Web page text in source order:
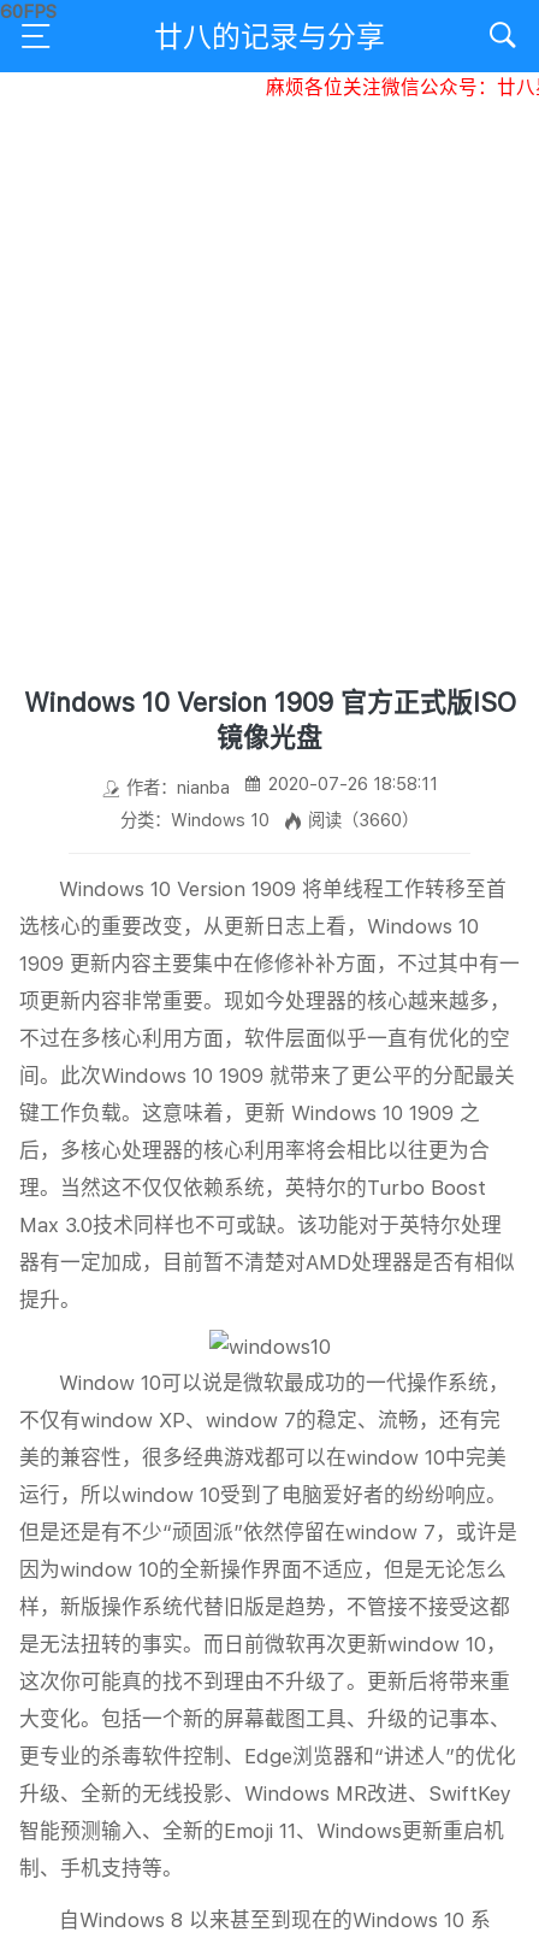
廿八的记录与分享
麻烦各位关注微信公众号：廿八星空，谢
Windows 10 Version 1909 官方正式版ISO
镜像光盘
作者：nianba
2020-07-26 18:58:11
分类：Windows 10
阅读（3660）
Windows 10 Version 1909 将单线程工作转移至首
选核心的重要改变，从更新日志上看，Windows 10
1909 更新内容主要集中在修修补补方面，不过其中有一
项更新内容非常重要。现如今处理器的核心越来越多，
不过在多核心利用方面，软件层面似乎一直有优化的空
间。此次Windows 10 1909 就带来了更公平的分配最关
键工作负载。这意味着，更新 Windows 10 1909 之
后，多核心处理器的核心利用率将会相比以往更为合
理。当然这不仅仅依赖系统，英特尔的Turbo Boost
Max 3.0技术同样也不可或缺。该功能对于英特尔处理
器有一定加成，目前暂不清楚对AMD处理器是否有相似
提升。
Window 10可以说是微软最成功的一代操作系统，
不仅有window XP、window 7的稳定、流畅，还有完
美的兼容性，很多经典游戏都可以在window 10中完美
运行，所以window 10受到了电脑爱好者的纷纷响应。
但是还是有不少“顽固派”依然停留在window 7，或许是
因为window 10的全新操作界面不适应，但是无论怎么
样，新版操作系统代替旧版是趋势，不管接不接受这都
是无法扭转的事实。而日前微软再次更新window 10，
这次你可能真的找不到理由不升级了。更新后将带来重
大变化。包括一个新的屏幕截图工具、升级的记事本、
更专业的杀毒软件控制、Edge浏览器和“讲述人”的优化
升级、全新的无线投影、Windows MR改进、SwiftKey
智能预测输入、全新的Emoji 11、Windows更新重启机
制、手机支持等。
自Windows 8 以来甚至到现在的Windows 10 系